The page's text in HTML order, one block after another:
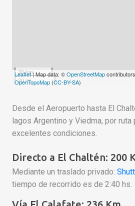
30 km
20 mi
Leaflet| Map data: ©OpenStreetMap
OpenTopoMap (CC-BY-SA)
Desde el Aeropuerto hasta El
lagos Argentino y Viedma, por ruta
excelentes condiciones.
Directo a El Chaltén: 200
Mediante un traslado privado:
tiempo de recorrido es de 2:40 hs.